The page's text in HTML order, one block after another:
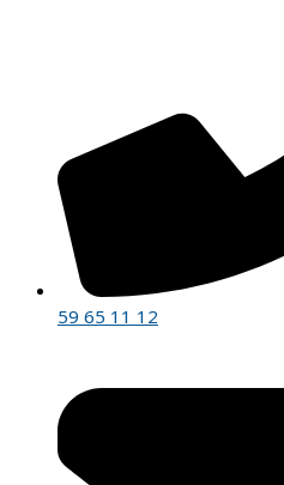
59 65 11 12